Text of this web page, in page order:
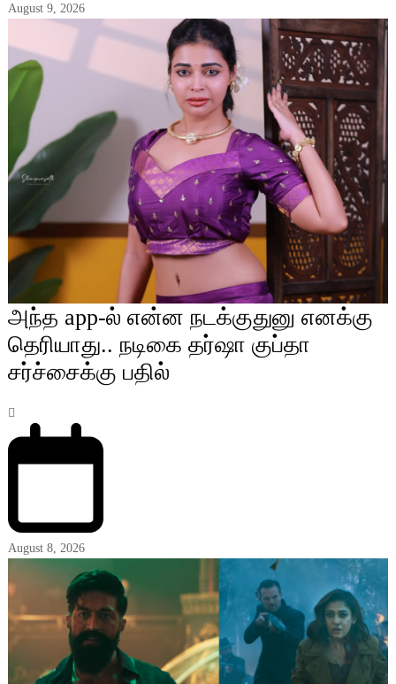
August 9, 2026
அந்த app-ல் என்ன நடக்குதுனு எனக்கு
தெரியாது.. நடிகை தர்ஷா குப்தா
சர்ச்சைக்கு பதில்
August 8, 2026